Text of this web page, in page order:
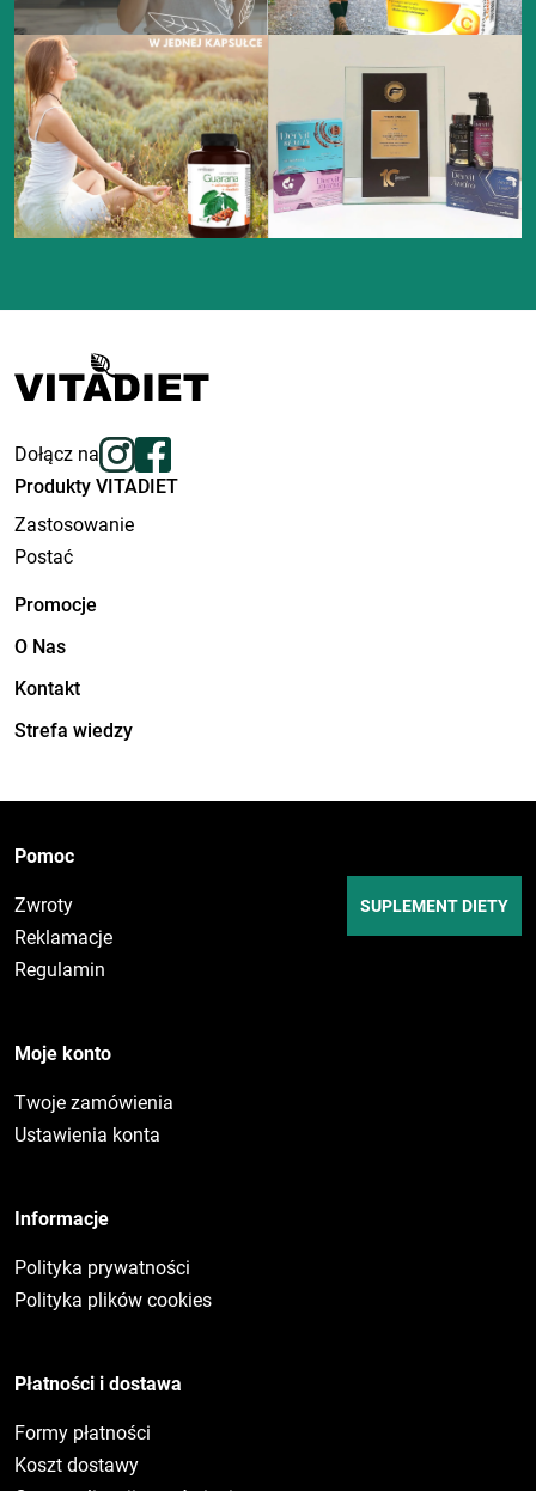
Dołącz na
Produkty VITADIET
Zastosowanie
Postać
Promocje
O Nas
Kontakt
Strefa wiedzy
SUPLEMENT DIETY
Pomoc
Zwroty
Reklamacje
Regulamin
Moje konto
Twoje zamówienia
Ustawienia konta
Informacje
Polityka prywatności
Polityka plików cookies
Płatności i dostawa
Formy płatności
Koszt dostawy